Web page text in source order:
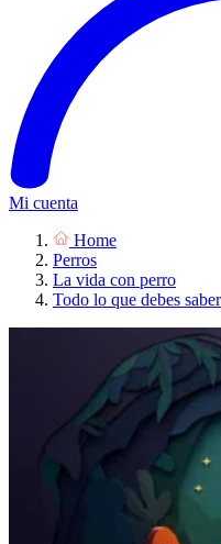
Mi cuenta
Home
Perros
La vida con perro
Todo lo que debes